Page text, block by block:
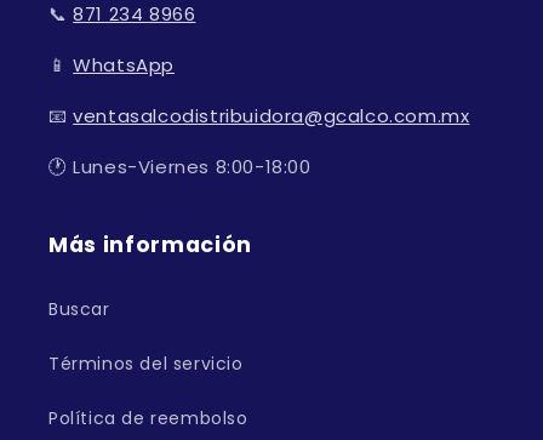
📞871 234 8966
📱WhatsApp
📧ventasalcodistribuidora@gcalco.com.mx
🕐 Lunes-Viernes 8:00-18:00
Más información
Buscar
Términos del servicio
Política de reembolso